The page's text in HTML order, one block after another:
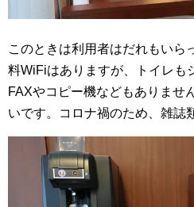
このときは利用者はだれもいら
料WiFiはありますが、トイレも
FAXやコピー機などもありませ
いです。コロナ禍のため、雑誌